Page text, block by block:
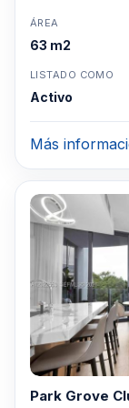
ÁREA
63 m2
LISTADO COMO
Activo
Más
Park Grove